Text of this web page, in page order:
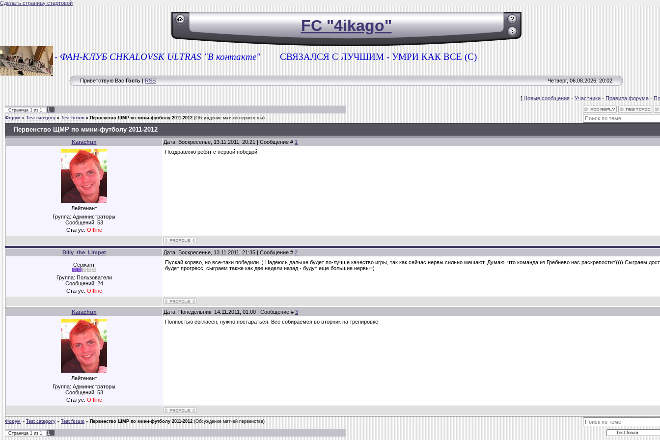
Сделать страницу стартовой
FC "4ikago"
- ФАН-КЛУБ CHKALOVSK ULTRAS "В контакте" СВЯЗАЛСЯ С ЛУЧШИМ - УМРИ КАК ВСЕ (С)
Приветствую Вас Гость|RSS Четверг, 06.08.2026, 20:02
[ Новые сообщения · Участники · Правила форума ·
Страница 1 из 1 1
Форум » Test category » Test forum » Первенство ЩМР по мини-футболу 2011-2012 (Обсуждение матчей первенства)
Первенство ЩМР по мини-футболу 2011-2012
Karachun Дата: Воскресенье, 13.11.2011, 20:21 | Сообщение # 1
Лейтенант
Группа: Администраторы
Сообщений: 53
Статус: Offline
Поздравляю ребят с первой победой
Billy_the_Limpet Дата: Воскресенье, 13.11.2011, 21:35 | Сообщение # 2
Сержант
Группа: Пользователи
Сообщений: 24
Статус: Offline
Пускай коряво, но все-таки победили=) Надеюсь дальше будет по-лучше качество игры, так как сейчас нервы сильно мешают. Думаю, что команда из Гребнево нас раскрепостит)))) Сыграем
будет прогресс, сыграем также как две недели назад - будут еще большие нервы=)
Karachun Дата: Понедельник, 14.11.2011, 01:00 | Сообщение # 3
Лейтенант
Группа: Администраторы
Сообщений: 53
Статус: Offline
Полностью согласен, нужно постараться. Все собираемся во вторник на тренировке.
Форум » Test category » Test forum » Первенство ЩМР по мини-футболу 2011-2012 (Обсуждение матчей первенства)
Страница 1 из 1 1